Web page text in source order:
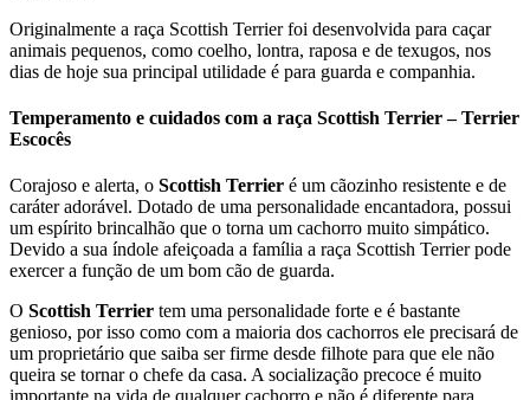
Originalmente a raça Scottish Terrier foi desenvolvida para caçar
animais pequenos, como coelho, lontra, raposa e de texugos, nos
dias de hoje sua principal utilidade é para guarda e companhia.
Temperamento e cuidados com a raça Scottish Terrier – Terrier
Escocês
Corajoso e alerta, o Scottish Terrier é um cãozinho resistente e de
caráter adorável. Dotado de uma personalidade encantadora, possui
um espírito brincalhão que o torna um cachorro muito simpático.
Devido a sua índole afeiçoada a família a raça Scottish Terrier pode
exercer a função de um bom cão de guarda.
O Scottish Terrier tem uma personalidade forte e é bastante
genioso, por isso como com a maioria dos cachorros ele precisará de
um proprietário que saiba ser firme desde filhote para que ele não
queira se tornar o chefe da casa. A socialização precoce é muito